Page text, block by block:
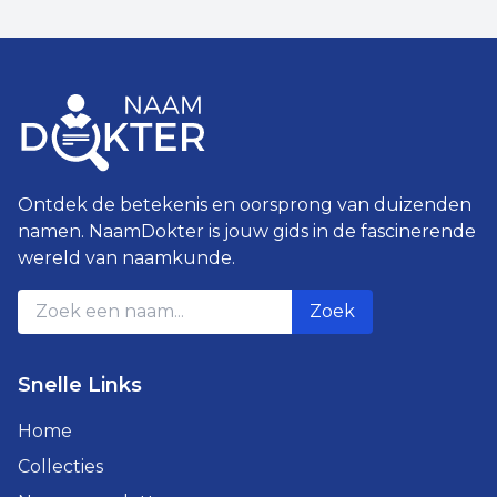
Ontdek de betekenis en oorsprong van duizenden
namen. NaamDokter is jouw gids in de fascinerende
wereld van naamkunde.
Zoek
Snelle Links
Home
Collecties